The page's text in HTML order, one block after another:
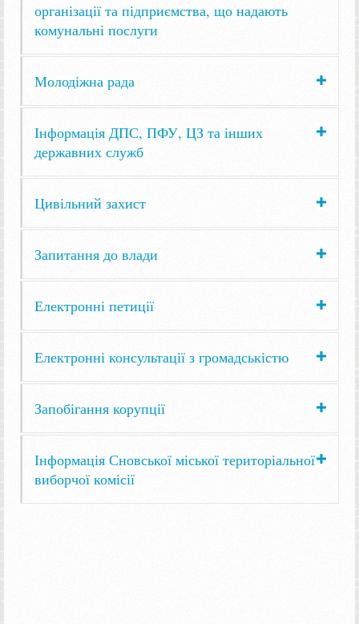
організації та підприємства, що надають
комунальні послуги
Молодіжна рада
Інформація ДПС, ПФУ, ЦЗ та інших
державних служб
Цивільний захист
Запитання до влади
Електронні петиції
Електронні консультації з громадськістю
Запобігання корупції
Інформація Сновської міської територіальної
виборчої комісії